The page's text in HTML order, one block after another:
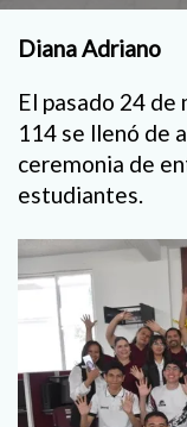
Diana Adriano
El pasado 24
114 se llenó de
ceremonia de
estudiantes.